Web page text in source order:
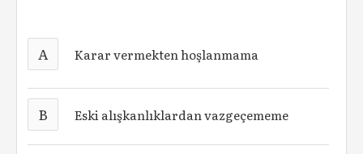
A Karar vermekten hoşlanmama
B Eski alışkanlıklardan vazgeçememe